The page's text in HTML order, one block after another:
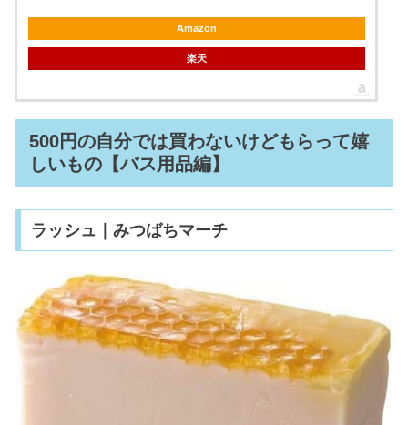
Amazon
楽天
500円の自分では買わないけどもらって嬉
しいもの【バス用品編】
ラッシュ｜みつばちマーチ